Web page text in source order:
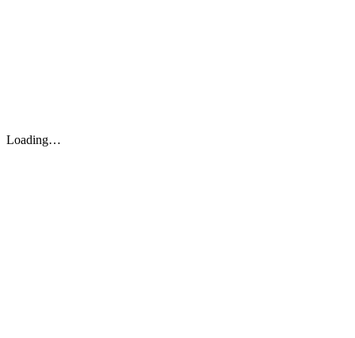
Loading…